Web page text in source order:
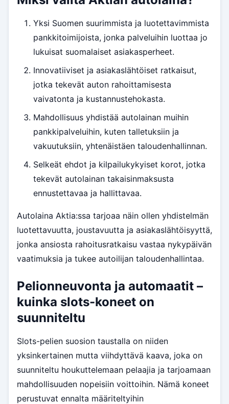
Yksi Suomen suurimmista ja luotettavimmista
pankkitoimijoista, jonka palveluihin luottaa jo
lukuisat suomalaiset asiakasperheet.
Innovatiiviset ja asiakaslähtöiset ratkaisut,
jotka tekevät auton rahoittamisesta
vaivatonta ja kustannustehokasta.
Mahdollisuus yhdistää autolainan muihin
pankkipalveluihin, kuten talletuksiin ja
vakuutuksiin, yhtenäistäen taloudenhallinnan.
Selkeät ehdot ja kilpailukykyiset korot, jotka
tekevät autolainan takaisinmaksusta
ennustettavaa ja hallittavaa.
Autolaina Aktia:ssa tarjoaa näin ollen yhdistelmän
luotettavuutta, joustavuutta ja asiakaslähtöisyyttä,
jonka ansiosta rahoitusratkaisu vastaa nykypäivän
vaatimuksia ja tukee autoilijan taloudenhallintaa.
Pelionneuvonta ja automaatit –
kuinka slots-koneet on
suunniteltu
Slots-pelien suosion taustalla on niiden
yksinkertainen mutta viihdyttävä kaava, joka on
suunniteltu houkuttelemaan pelaajia ja tarjoamaan
mahdollisuuden nopeisiin voittoihin. Nämä koneet
perustuvat ennalta määriteltyihin